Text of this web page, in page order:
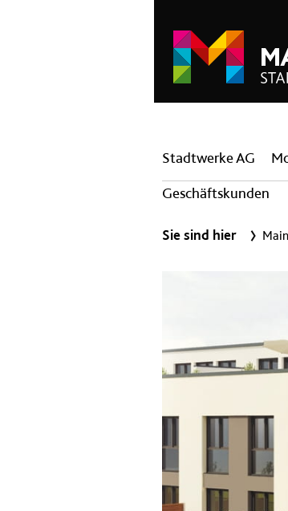
Hauptnavigation
Stadtwerke AG
Geschäftskunden
Sie sind hier